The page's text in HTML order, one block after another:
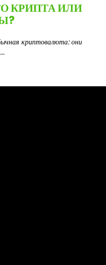
КРИПТА ИЛИ
криптовалюта: они